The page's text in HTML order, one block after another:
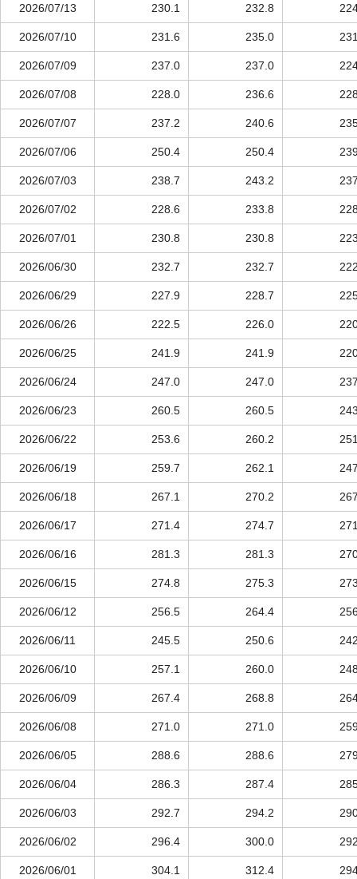
2026/07/13 230.1 232.8
2026/07/10 231.6 235.0
2026/07/09 237.0 237.0
2026/07/08 228.0 236.6
2026/07/07 237.2 240.6
2026/07/06 250.4 250.4
2026/07/03 238.7 243.2
2026/07/02 228.6 233.8
2026/07/01 230.8 230.8
2026/06/30 232.7 232.7
2026/06/29 227.9 228.7
2026/06/26 222.5 226.0
2026/06/25 241.9 241.9
2026/06/24 247.0 247.0
2026/06/23 260.5 260.5
2026/06/22 253.6 260.2
2026/06/19 259.7 262.1
2026/06/18 267.1 270.2
2026/06/17 271.4 274.7
2026/06/16 281.3 281.3
2026/06/15 274.8 275.3
2026/06/12 256.5 264.4
2026/06/11 245.5 250.6
2026/06/10 257.1 260.0
2026/06/09 267.4 268.8
2026/06/08 271.0 271.0
2026/06/05 288.6 288.6
2026/06/04 286.3 287.4
2026/06/03 292.7 294.2
2026/06/02 296.4 300.0
2026/06/01 304.1 312.4